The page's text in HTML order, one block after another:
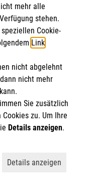
| Datenschutz
mehr alle
stehen.
Cookie-
Link.
nicht abgelehnt
nicht mehr
Sie zusätzlich
zu. Um Ihre
Details anzeigen.
ab
alle Cookies
Details anzeigen